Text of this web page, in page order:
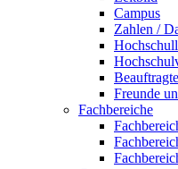
Campus
Zahlen /
Freunde
Fachbereiche